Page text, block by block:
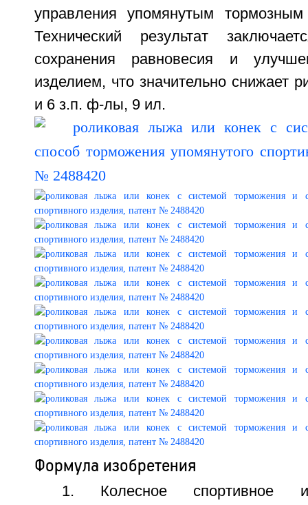
управления упомянутым
Технический результат
сохранения равновесия и
изделием, что значительно снижает
и 6 з.п. ф-лы, 9 ил.
Формула изобретения
1. Колесное спортивное